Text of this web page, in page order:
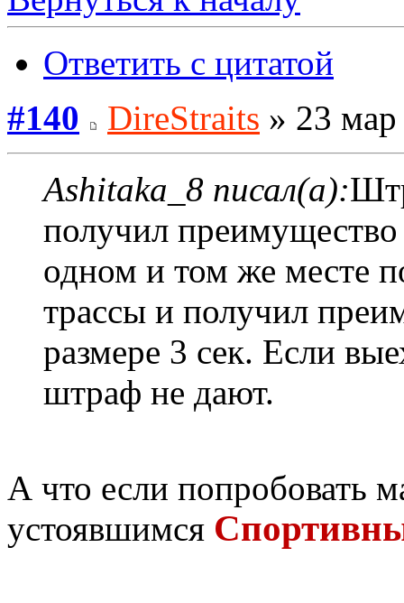
Ответить с цитатой
#140
DireStraits » 23
Ashitaka_8 писал(а):
получил
одном и том же месте
трассы и получил
размере 3 сек. Если
штраф не дают.
А что если попробовать
устоявшимся